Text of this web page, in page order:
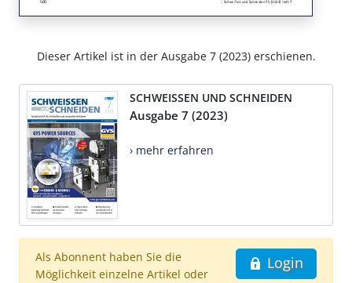
Dieser Artikel ist in der Ausgabe 7 (2023) erschienen.
SCHWEISSEN UND SCHNEIDEN
Ausgabe 7 (2023)
› mehr erfahren
Login
Als Abonnent haben Sie die
Möglichkeit einzelne Artikel oder